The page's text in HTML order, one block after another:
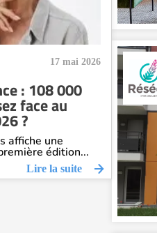
17 mai 2026
: 108 000
face au
?
affiche une
édition...
Lire la suite